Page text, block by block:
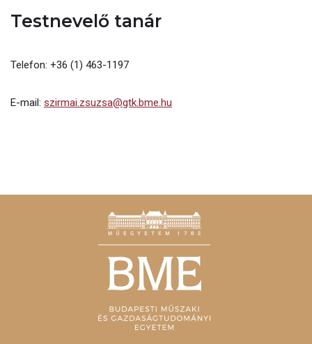
Testnevelő tanár
Telefon: +36 (1) 463-1197
E-mail: szirmai.zsuzsa@gtk.bme.hu